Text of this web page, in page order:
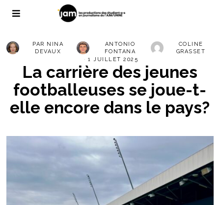
PAR NINA
DEVAUX
ANTONIO
FONTANA
COLINE
GRASSET
1 JUILLET 2025
La carrière des jeunes
footballeuses se joue-t-
elle encore dans le pays?